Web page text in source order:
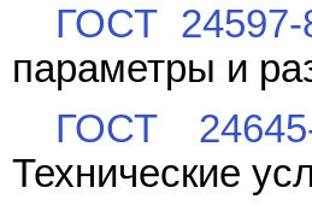
ГОСТ 24597-
параметры и
ГОСТ
Технические